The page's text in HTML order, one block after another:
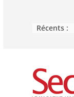
Récents :